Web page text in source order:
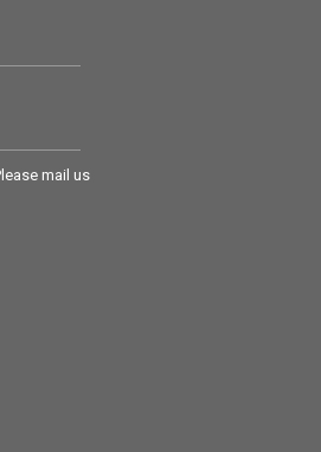
mail us